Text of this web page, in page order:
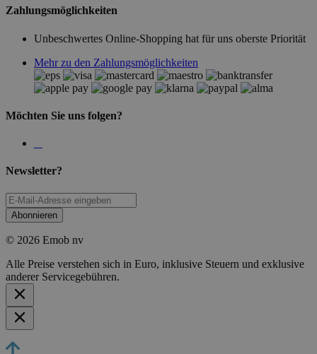
Zahlungsmöglichkeiten
Unbeschwertes Online-Shopping hat für uns oberste Priorität
Mehr zu den Zahlungsmöglichkeiten
Möchten Sie uns folgen?
Newsletter?
Abonnieren
© 2026 Emob nv
Alle Preise verstehen sich in Euro, inklusive Steuern und exklusive
anderer Servicegebühren.